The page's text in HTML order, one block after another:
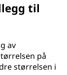
til
av
på
størrelsen i